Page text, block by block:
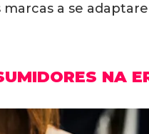
a se
NA